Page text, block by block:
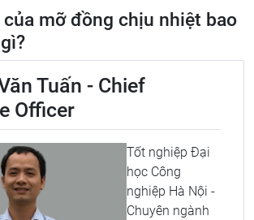
mỡ đồng chịu nhiệt bao
Tuấn - Chief
Officer
Tốt nghiệp Đại
học Công
nghiệp Hà Nội -
Chuyên ngành